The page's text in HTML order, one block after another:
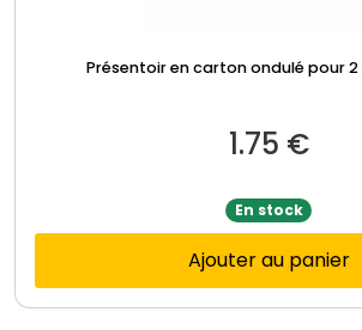
Présentoir en carton ondulé pour
1.75 €
En stock
Ajouter au panier